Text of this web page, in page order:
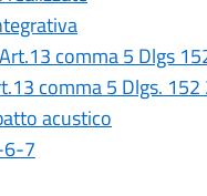
comma 5 Dlgs
comma 5 Dlgs.
acustico
6-7